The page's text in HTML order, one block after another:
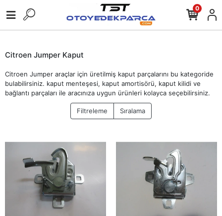
0
Citroen Jumper Kaput
Citroen Jumper araçlar için üretilmiş kaput parçalarını bu kategoride
bulabilirsiniz. kaput menteşesi, kaput amortisörü, kaput kilidi ve
bağlantı parçaları ile aracınıza uygun ürünleri kolayca seçebilirsiniz.
Filtreleme Sıralama